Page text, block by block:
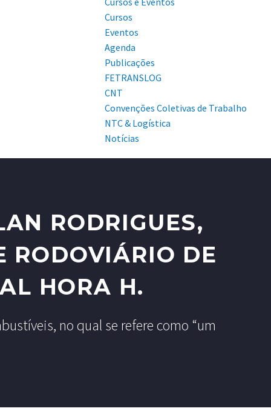
Cursos
Eventos
Agenda
Publicações
FETRANSLOG
CNT
Convenções Coletivas de Trabalho
NTC & Logística
Notícias
RODRIGUES,
RODOVIÁRIO DE
HORA H.
no qual se refere como “um